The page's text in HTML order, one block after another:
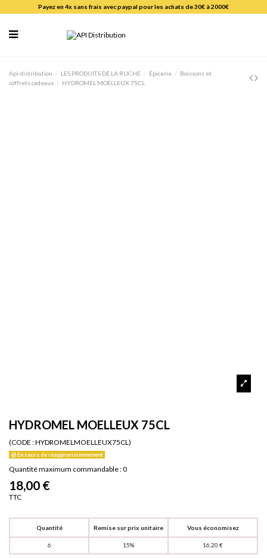
Payez en 4x sans frais avec paypal pour les achats de 30€ à 2000€
Api distribution LES PRODUITS DE LA RUCHE Épicerie
Boissons et
coffrets cadeaux
HYDROMEL MOELLEUX 75CL
HYDROMEL MOELLEUX 75CL
(CODE :HYDROMELMOELLEUX75CL)
En cours de réapprovisionnement
Quantité maximum commandable : 0
18,00 €
TTC
Quantité Remise sur prix unitaire Vous économisez
6 15% 16,20 €